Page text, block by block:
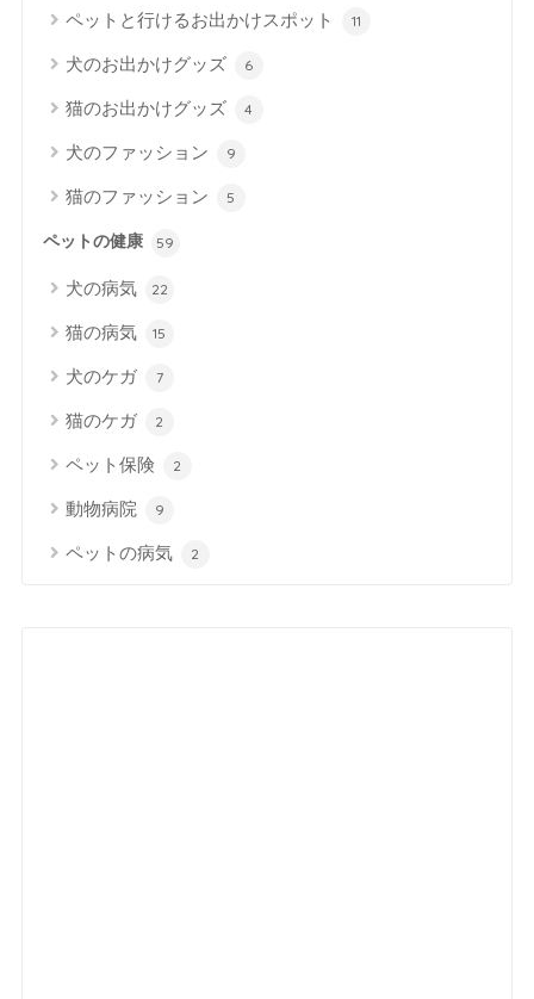
ペットと行けるお出かけスポット 11
犬のお出かけグッズ 6
猫のお出かけグッズ 4
犬のファッション 9
猫のファッション 5
ペットの健康 59
犬の病気 22
猫の病気 15
犬のケガ 7
猫のケガ 2
ペット保険 2
動物病院 9
ペットの病気 2